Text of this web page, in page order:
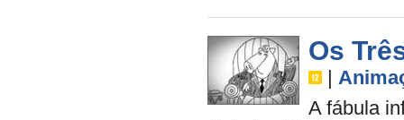
Os
|
A fábula